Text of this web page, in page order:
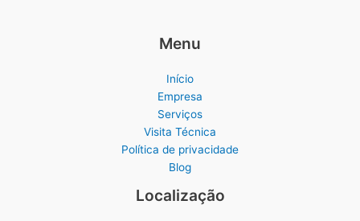
Menu
Início
Empresa
Serviços
Visita Técnica
Política de privacidade
Blog
Localização